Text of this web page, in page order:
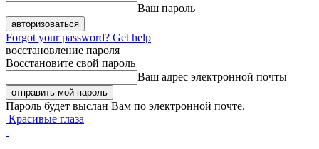
Ваш пароль
Forgot your password? Get help
восстановление пароля
Восстановите свой пароль
Ваш адрес электронной почты
Пароль будет выслан Вам по электронной почте.
Красивые глаза